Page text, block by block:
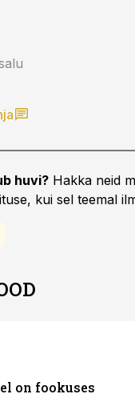
huvi? Hakka neid
kui sel teemal
on fookuses